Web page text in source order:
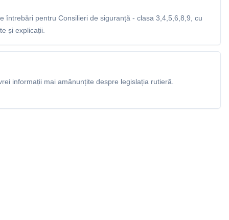
întrebări pentru Consilieri de siguranță - clasa 3,4,5,6,8,9, cu
și explicații.
informații mai amănunțite despre legislația rutieră.